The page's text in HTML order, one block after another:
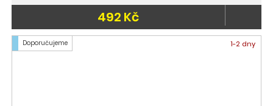
492 Kč
Doporučujeme 1-2 dny